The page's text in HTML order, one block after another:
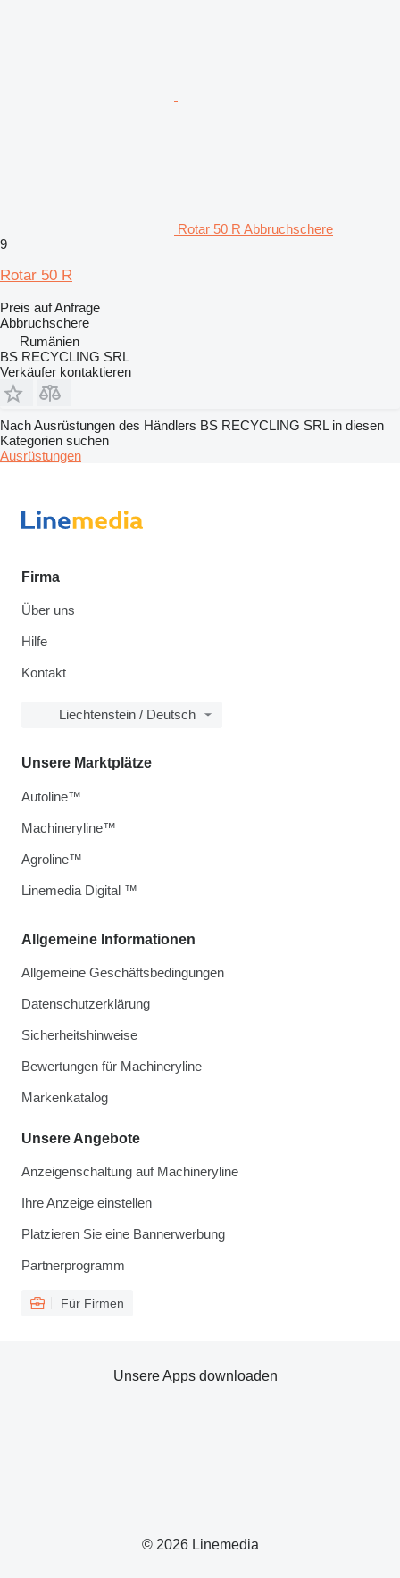
Rotar 50 R Abbruchschere
9
Rotar 50 R
Preis auf Anfrage
Abbruchschere
Rumänien
BS RECYCLING SRL
Verkäufer kontaktieren
Nach Ausrüstungen des Händlers BS RECYCLING SRL in diesen
Kategorien suchen
Ausrüstungen
Firma
Über uns
Hilfe
Kontakt
Liechtenstein / Deutsch
Allgemeine Informationen
Allgemeine Geschäftsbedingungen
Datenschutzerklärung
Sicherheitshinweise
Bewertungen für Machineryline
Markenkatalog
Unsere Angebote
Anzeigenschaltung auf Machineryline
Ihre Anzeige einstellen
Platzieren Sie eine Bannerwerbung
Partnerprogramm
Für Firmen
Unsere Marktplätze
Autoline™
Machineryline™
Agroline™
Linemedia Digital ™
© 2026 Linemedia
Unsere Apps downloaden